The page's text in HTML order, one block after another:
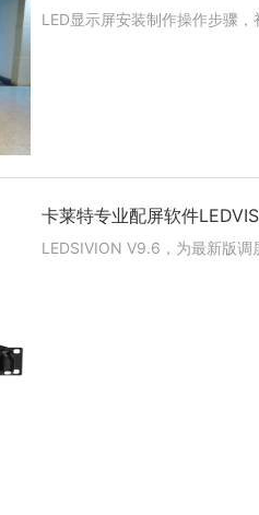
LED显示屏安装制作操作步骤
卡莱特专业配屏软件
LEDSIVION V9.6，为最新版